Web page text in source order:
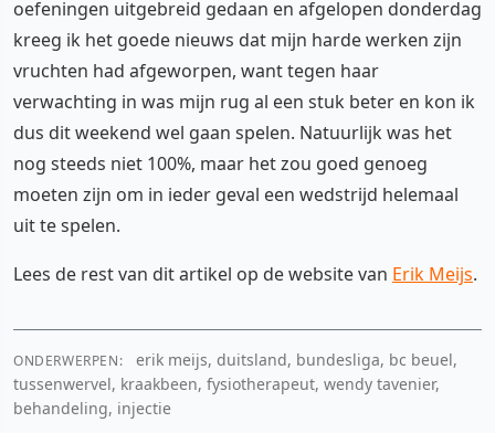
oefeningen uitgebreid gedaan en afgelopen donderdag
kreeg ik het goede nieuws dat mijn harde werken zijn
vruchten had afgeworpen, want tegen haar
verwachting in was mijn rug al een stuk beter en kon ik
dus dit weekend wel gaan spelen. Natuurlijk was het
nog steeds niet 100%, maar het zou goed genoeg
moeten zijn om in ieder geval een wedstrijd helemaal
uit te spelen.
Lees de rest van dit artikel op de website van Erik Meijs.
ONDERWERPEN:
erik meijs, duitsland, bundesliga, bc beuel,
tussenwervel, kraakbeen, fysiotherapeut, wendy tavenier,
behandeling, injectie